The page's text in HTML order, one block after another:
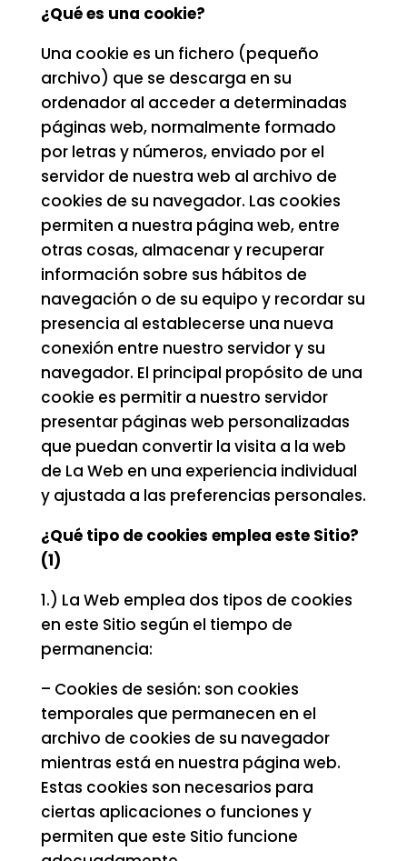
¿Qué es una cookie?
Una cookie es un fichero (pequeño
archivo) que se descarga en su
ordenador al acceder a determinadas
páginas web, normalmente formado
por letras y números, enviado por el
servidor de nuestra web al archivo de
cookies de su navegador. Las cookies
permiten a nuestra página web, entre
otras cosas, almacenar y recuperar
información sobre sus hábitos de
navegación o de su equipo y recordar su
presencia al establecerse una nueva
conexión entre nuestro servidor y su
navegador. El principal propósito de una
cookie es permitir a nuestro servidor
presentar páginas web personalizadas
que puedan convertir la visita a la web
de La Web en una experiencia individual
y ajustada a las preferencias personales.
¿Qué tipo de cookies emplea este Sitio?
(1)
1.) La Web emplea dos tipos de cookies
en este Sitio según el tiempo de
permanencia:
– Cookies de sesión: son cookies
temporales que permanecen en el
archivo de cookies de su navegador
mientras está en nuestra página web.
Estas cookies son necesarios para
ciertas aplicaciones o funciones y
permiten que este Sitio funcione